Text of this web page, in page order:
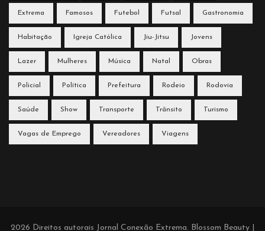
Extrema Famosos Futebol Futsal Gastronomia
Habitação Igreja Católica Jiu-Jitsu Jovens
Lazer Mulheres Música Natal Obras
Policial Política Prefeitura Rodeio Rodovia
Saúde Show Transporte Trânsito Turismo
Vagas de Emprego Vereadores Viagens
2026 Direitos autorais Jornal Conexão Extrema. Blossom Beauty |